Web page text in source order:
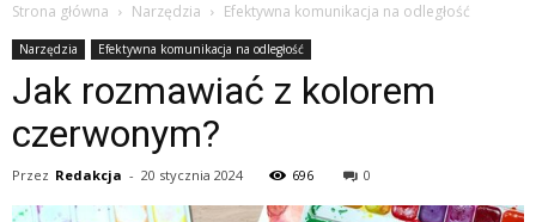
Strona główna Narzędzia Efektywna komunikacja na odległość
Narzędzia Efektywna komunikacja na odległość
Jak rozmawiać z kolorem
czerwonym?
Przez Redakcja - 20 stycznia 2024 696 0